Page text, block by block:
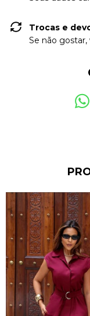
Trocas e
Se não